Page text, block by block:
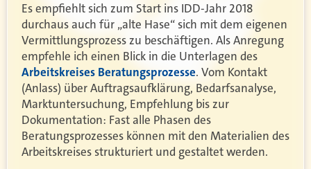
Es empfiehlt sich zum Start ins IDD-Jahr 2018
durchaus auch für „alte Hase“ sich mit dem eigenen
Vermittlungsprozess zu beschäftigen. Als Anregung
empfehle ich einen Blick in die Unterlagen des
Arbeitskreises Beratungsprozesse. Vom Kontakt
(Anlass) über Auftragsaufklärung, Bedarfsanalyse,
Marktuntersuchung, Empfehlung bis zur
Dokumentation: Fast alle Phasen des
Beratungsprozesses können mit den Materialien des
Arbeitskreises strukturiert und gestaltet werden.